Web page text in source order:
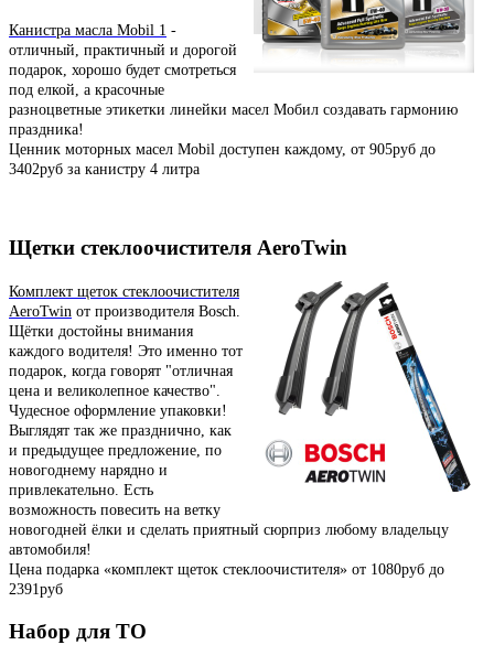
Канистра масла Mobil 1 -
отличный, практичный и дорогой
подарок, хорошо будет смотреться
под елкой, а красочные
разноцветные этикетки линейки масел Мобил создавать гармонию
праздника!
Ценник моторных масел Mobil доступен каждому, от 905руб до
3402руб за канистру 4 литра
Щетки стеклоочистителя AeroTwin
Комплект щеток стеклоочистителя
AeroTwin от производителя Bosch.
Щётки достойны внимания
каждого водителя! Это именно тот
подарок, когда говорят "отличная
цена и великолепное качество".
Чудесное оформление упаковки!
Выглядят так же празднично, как
и предыдущее предложение, по
новогоднему нарядно и
привлекательно. Есть
возможность повесить на ветку
новогодней ёлки и сделать приятный сюрприз любому владельцу
автомобиля!
Цена подарка «комплект щеток стеклоочистителя» от 1080руб до
2391руб
Набор для ТО